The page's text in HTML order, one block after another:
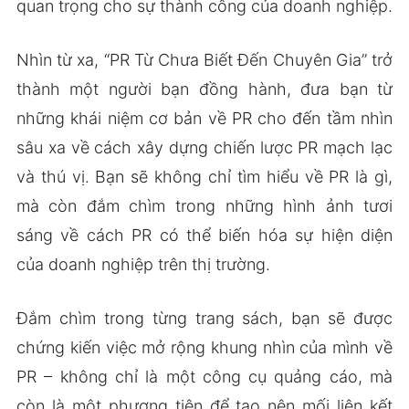
quan trọng cho sự thành công của doanh nghiệp.
Nhìn từ xa, “PR Từ Chưa Biết Đến Chuyên Gia” trở
thành một người bạn đồng hành, đưa bạn từ
những khái niệm cơ bản về PR cho đến tầm nhìn
sâu xa về cách xây dựng chiến lược PR mạch lạc
và thú vị. Bạn sẽ không chỉ tìm hiểu về PR là gì,
mà còn đắm chìm trong những hình ảnh tươi
sáng về cách PR có thể biến hóa sự hiện diện
của doanh nghiệp trên thị trường.
Đắm chìm trong từng trang sách, bạn sẽ được
chứng kiến việc mở rộng khung nhìn của mình về
PR – không chỉ là một công cụ quảng cáo, mà